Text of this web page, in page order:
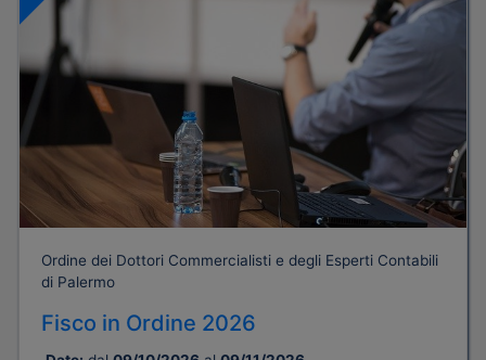
Ordine dei Dottori Commercialisti e degli Esperti Contabili
di Palermo
Fisco in Ordine 2026